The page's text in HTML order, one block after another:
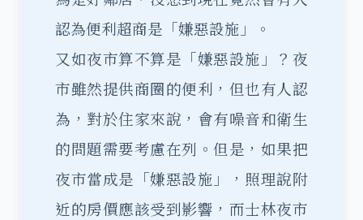
認為便利超商是「嫌惡設施」。
又如夜市算不算是「嫌惡設施」？夜
市雖然提供商圈的便利，但也有人認
為，對於住家來說，會有噪音和衛生
的問題需要考慮在列。但是，如果把
夜市當成是「嫌惡設施」，照理說附
近的房價應該受到影響，而士林夜市